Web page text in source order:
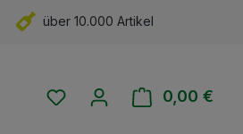
über 10.000 Artikel
Du hast 0 Produkte auf
0,00 €